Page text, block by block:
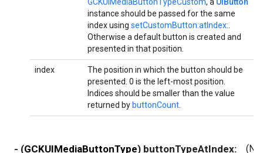
instance should be passed for the same
index using setCustomButton:atIndex:
Otherwise a default button is created and
presented in that position.
index
The position in which the button should be
presented. 0 is the left-most position.
Indices should be smaller than the value
returned bybuttonCount
- (GCKUIMediaButtonType) buttonTypeAtIndex: